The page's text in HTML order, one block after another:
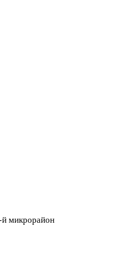
микрорайон